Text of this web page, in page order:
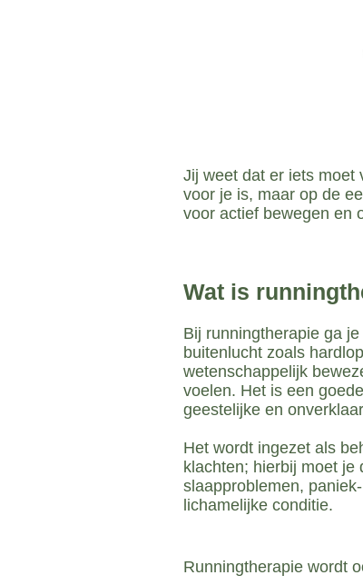
Jij weet dat er iets moet
voor je is, maar op de
voor actief bewegen en
Wat is
Bij runningtherapie ga
buitenlucht zoals
wetenschappelijk
voelen. Het is een
geestelijke en
Het wordt ingezet als
klachten; hierbij moet je
slaapproblemen,
lichamelijke conditie.
Runningtherapie wordt